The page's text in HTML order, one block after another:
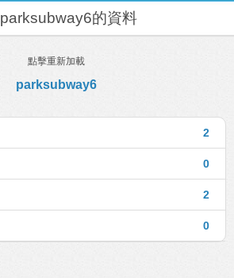
parksubway6的資料
點擊重新加載
parksubway6
2
0
2
0